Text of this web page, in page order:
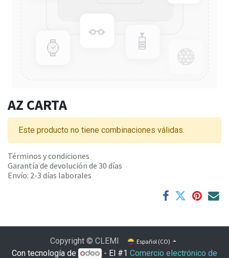
AZ CARTA
Este producto no tiene combinaciones válidas.
Términos y condiciones
Garantía de devolución de 30 días
Envío: 2-3 días laborales
Copyright © CLEMI Español (CO)
Con tecnología de - El #1Comercio electrónico de